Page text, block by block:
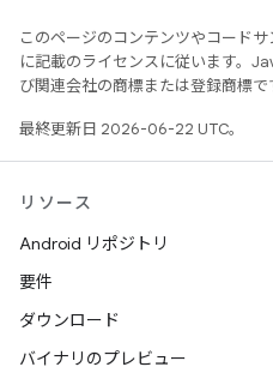
このページのコンテンツやコードサ
に記載のライセンスに従います。
び関連会社の商標または登録商標で
最終更新日 2026-06-22 UTC。
リソース
Android リポジトリ
要件
ダウンロード
バイナリのプレビュー